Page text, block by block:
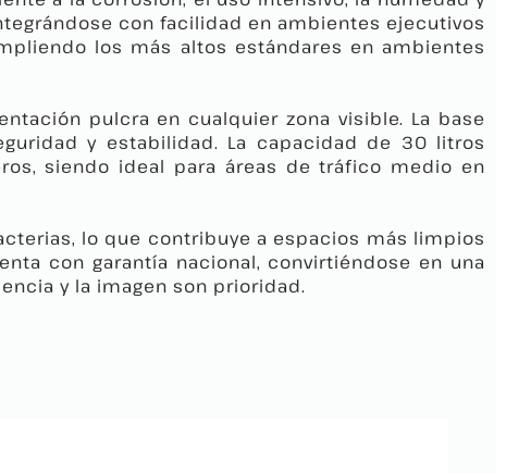
con facilidad en ambientes ejecutivos
los más altos estándares en ambientes
pulcra en cualquier zona visible. La base
y estabilidad. La capacidad de 30 litros
siendo ideal para áreas de tráfico medio en
lo que contribuye a espacios más limpios
con garantía nacional, convirtiéndose en una
y la imagen son prioridad.